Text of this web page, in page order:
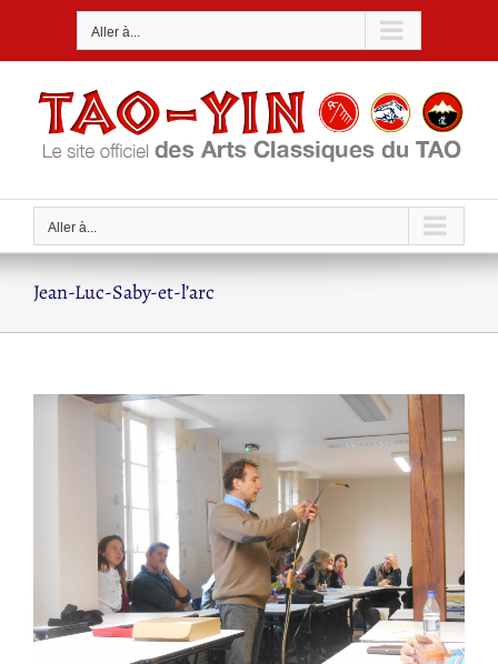
Aller à...
Aller à...
Jean-Luc-Saby-et-l’arc